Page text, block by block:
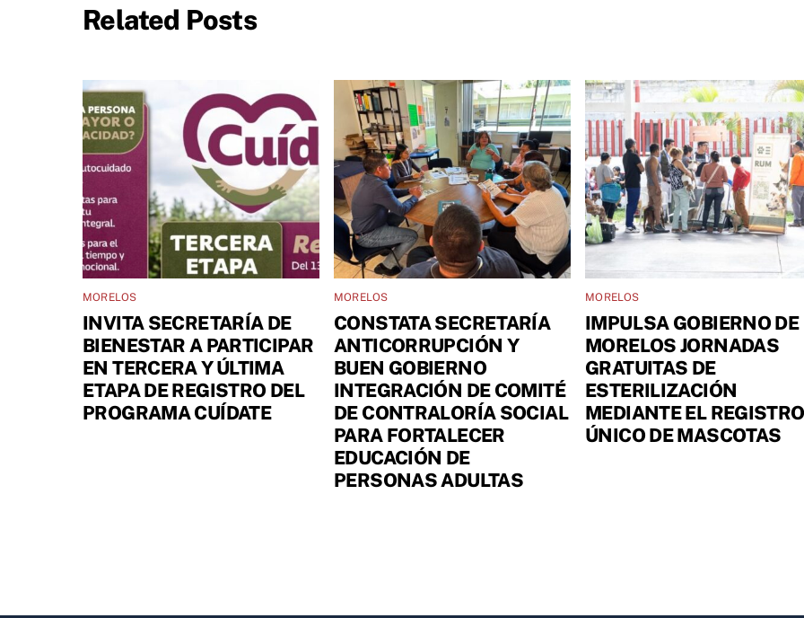
Related Posts
MORELOS
INVITA SECRETARÍA DE
BIENESTAR A PARTICIPAR
EN TERCERA Y ÚLTIMA
ETAPA DE REGISTRO DEL
PROGRAMA CUÍDATE
MORELOS
CONSTATA SECRETARÍA
ANTICORRUPCIÓN Y
BUEN GOBIERNO
INTEGRACIÓN DE COMITÉ
DE CONTRALORÍA SOCIAL
PARA FORTALECER
EDUCACIÓN DE
PERSONAS ADULTAS
MORELOS
IMPULSA GOBIERNO DE
MORELOS JORNADAS
GRATUITAS DE
ESTERILIZACIÓN
MEDIANTE EL REGISTRO
ÚNICO DE MASCOTAS